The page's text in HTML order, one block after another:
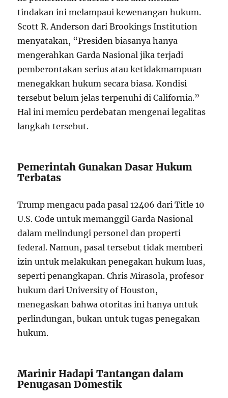
tindakan ini melampaui kewenangan hukum.
Scott R. Anderson dari Brookings Institution
menyatakan, “Presiden biasanya hanya
mengerahkan Garda Nasional jika terjadi
pemberontakan serius atau ketidakmampuan
menegakkan hukum secara biasa. Kondisi
tersebut belum jelas terpenuhi di California.”
Hal ini memicu perdebatan mengenai legalitas
langkah tersebut.
Pemerintah Gunakan Dasar Hukum
Terbatas
Trump mengacu pada pasal 12406 dari Title 10
U.S. Code untuk memanggil Garda Nasional
dalam melindungi personel dan properti
federal. Namun, pasal tersebut tidak memberi
izin untuk melakukan penegakan hukum luas,
seperti penangkapan. Chris Mirasola, profesor
hukum dari University of Houston,
menegaskan bahwa otoritas ini hanya untuk
perlindungan, bukan untuk tugas penegakan
hukum.
Marinir Hadapi Tantangan dalam
Penugasan Domestik